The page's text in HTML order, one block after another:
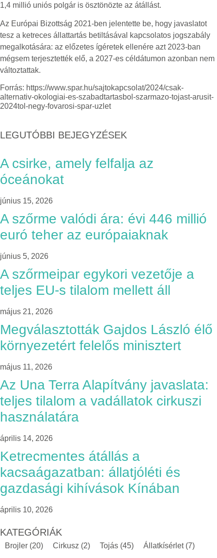
1,4 millió uniós polgár is ösztönözte az átállást.
Az Európai Bizottság 2021-ben jelentette be, hogy javaslatot
tesz a ketreces állattartás betiltásával kapcsolatos jogszabály
megalkotására: az előzetes ígéretek ellenére azt 2023-ban
mégsem terjesztették elő, a 2027-es céldátumon azonban nem
változtattak.
Forrás: https://www.spar.hu/sajtokapcsolat/2024/csak-
alternativ-okologiai-es-szabadtartasbol-szarmazo-tojast-arusit-
2024tol-negy-fovarosi-spar-uzlet
LEGUTÓBBI BEJEGYZÉSEK
A csirke, amely felfalja az
óceánokat
június 15, 2026
A szőrme valódi ára: évi 446 millió
euró teher az európaiaknak
június 5, 2026
A szőrmeipar egykori vezetője a
teljes EU-s tilalom mellett áll
május 21, 2026
Megválasztották Gajdos László élő
környezetért felelős minisztert
május 11, 2026
Az Una Terra Alapítvány javaslata:
teljes tilalom a vadállatok cirkuszi
használatára
április 14, 2026
Ketrecmentes átállás a
kacsaágazatban: állatjóléti és
gazdasági kihívások Kínában
április 10, 2026
KATEGÓRIÁK
Brojler (20) Cirkusz (2) Tojás (45) Állatkísérlet (7)